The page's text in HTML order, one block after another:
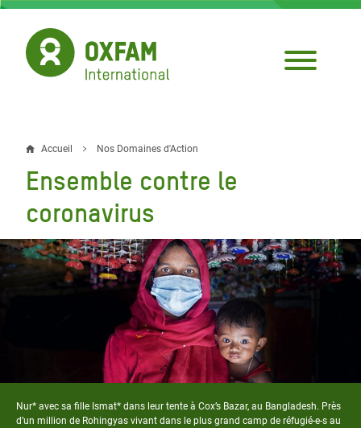
Aller
contenu
principal
Fil
d'Ariane
Accueil Nos Domaines d'Action
Ensemble contre le
coronavirus
Nur* avec sa fille Ismat* dans leur tente à Cox’s Bazar, au Bangladesh. Près
d’un million de Rohingyas vivant dans le plus grand camp de réfugié-e-s au